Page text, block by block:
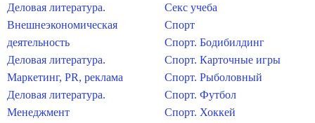
Деловая литература.
Внешнеэкономическая
деятельность
Деловая литература.
Маркетинг, PR, реклама
Деловая литература.
Менеджмент
Секс учеба
Спорт
Спорт. Бодибилдинг
Спорт. Карточные игры
Спорт. Рыболовный
Спорт. Футбол
Спорт. Хоккей